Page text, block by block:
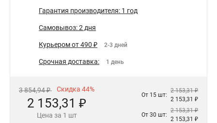
Гарантия производителя: 1 год
Самовывоз: 2 дня
Курьером от 490 ₽ 2-3 дней
Срочная доставка: 1 день
3 854,94 ₽ Скидка 44%
2 153,31 ₽
Цена за 1 шт
От 15 шт:
2 153,31 ₽
2 153,31 ₽
От 30 шт:
2 153,31 ₽
2 153,31 ₽